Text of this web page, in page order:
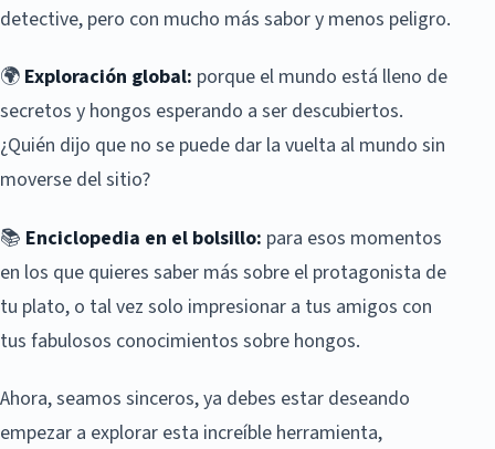
detective, pero con mucho más sabor y menos peligro.
🌍 Exploración global: porque el mundo está lleno de
secretos y hongos esperando a ser descubiertos.
¿Quién dijo que no se puede dar la vuelta al mundo sin
moverse del sitio?
📚 Enciclopedia en el bolsillo: para esos momentos
en los que quieres saber más sobre el protagonista de
tu plato, o tal vez solo impresionar a tus amigos con
tus fabulosos conocimientos sobre hongos.
Ahora, seamos sinceros, ya debes estar deseando
empezar a explorar esta increíble herramienta,